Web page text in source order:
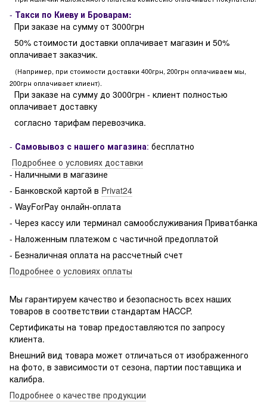
- Такси по Киеву и Броварам:
При заказе на сумму от 3000грн
50% стоимости доставки оплачивает магазин и 50%
оплачивает заказчик.
(Например, при стоимости доставки 400грн, 200грн оплачиваем мы,
200грн оплачивает клиент).
При заказе на сумму до 3000грн - клиент полностью
оплачивает доставку
согласно тарифам перевозчика.
- Самовывоз с нашего магазина: бесплатно
Подробнее о условиях доставки
- Наличными в магазине
- Банковской картой в Privat24
- WayForPay онлайн-оплата
- Через кассу или терминал самообслуживания Приватбанка
- Наложенным платежом с частичной предоплатой
- Безналичная оплата на рассчетный счет
Подробнее о условиях оплаты
Мы гарантируем качество и безопасность всех наших
товаров в соответствии стандартам HACCP.
Сертификаты на товар предоставляются по запросу
клиента.
Внешний вид товара может отличаться от изображенного
на фото, в зависимости от сезона, партии поставщика и
калибра.
Подробнее о качестве продукции